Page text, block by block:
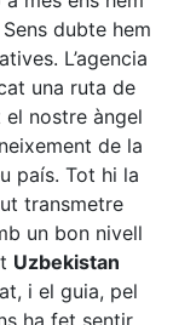
dubte hem
L’agencia
una ruta de
nostre àngel
de la
país. Tot hi la
transmetre
un bon nivell
Uzbekistan
i el guia, pel
ha fet sentir